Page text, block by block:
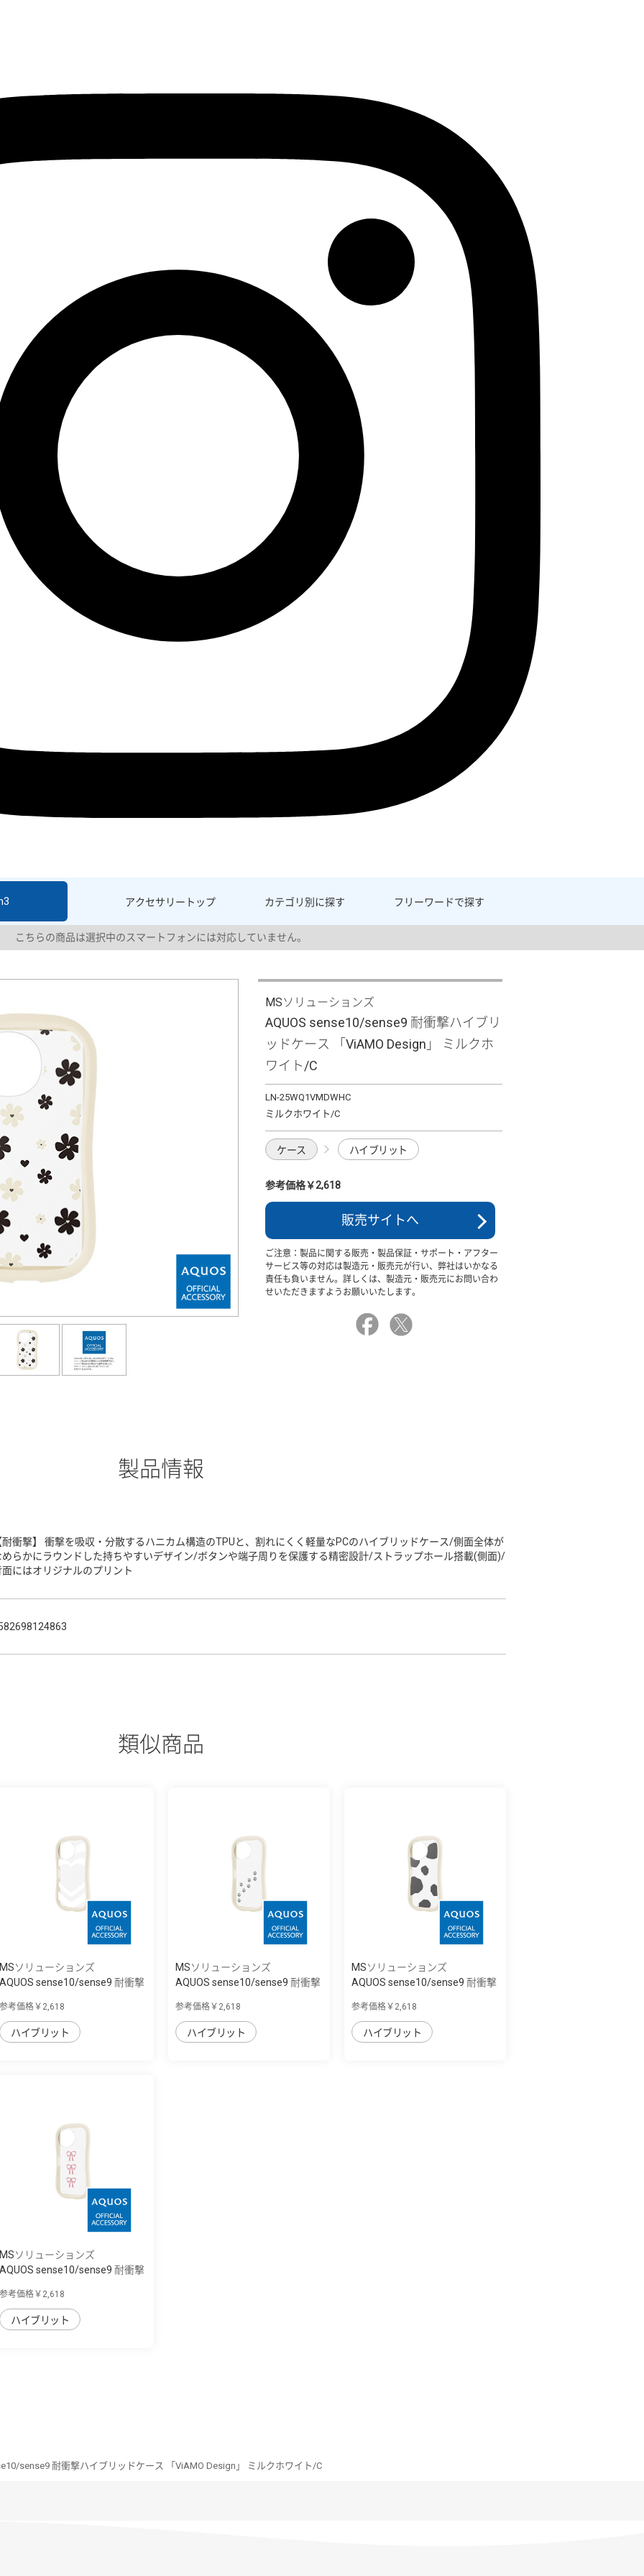
アクセサリー トップ カテゴリ別に探す フリーワードで探す
こちらの商品は選択中のスマートフォンには対応していません。
MSソリューションズ
AQUOS sense10/sense9 耐衝撃ハイブリ
ッドケース 「ViAMO Design」 ミルクホ
ワイト/C
LN-25WQ1VMDWHC
ミルクホワイト/C
ケース ハイブリット
参考価格￥2,618
販売サイトへ
ご注意：製品に関する販売・製品保証・サポート・アフター
サービス等の対応は製造元・販売元が行い、弊社はいかなる
責任も負いません。詳しくは、製造元・販売元にお問い合わ
せいただきますようお願いいたします。
製品情報
耐衝撃】 衝撃を吸収・分散するハニカム構造のTPUと、割れにくく軽量なPCのハイブリッドケース/側面全体が
めらかにラウンドした持ちやすいデザイン/ボタンや端子周りを保護する精密設計/ストラップホール搭載(側面)/
面にはオリジナルのプリント
類似商品
MSソリューションズ
AQUOS sense10/sense9 耐衝撃
参考価格￥2,618
ハイブリット
MSソリューションズ
AQUOS sense10/sense9 耐衝撃
参考価格￥2,618
ハイブリット
MSソリューションズ
AQUOS sense10/sense9 耐衝撃
参考価格￥2,618
ハイブリット
MSソリューションズ
AQUOS sense10/sense9 耐衝撃
参考価格￥2,618
ハイブリット
sense9 耐衝撃ハイブリッドケース 「ViAMO Design」 ミルクホワイト/C